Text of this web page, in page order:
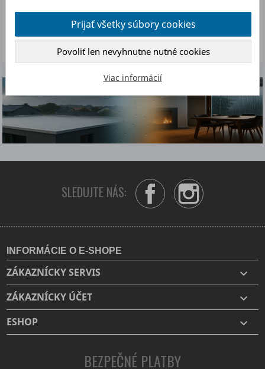

SLEDUJTE NÁS: FacebookInstagram
INFORMÁCIE O E-SHOPE
ZÁKAZNÍCKY SERVIS 
ZÁKAZNÍCKY ÚČET 
ESHOP 
BEZPEČNÉ PLATBY
Prijať všetky súbory cookies
Povoliť len nevyhnutne nutné cookies
Viac informácií